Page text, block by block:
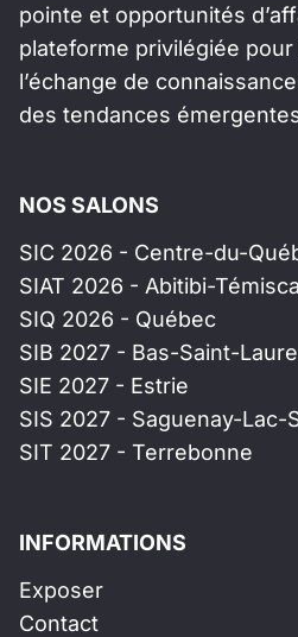
pointe et opportunités
plateforme privilégiée
l’échange de
des tendances
NOS SALONS
SIC 2026 - Centre-du-
SIAT 2026 - Abitibi-
SIQ 2026 - Québec
SIB 2027 - Bas-Saint-
SIE 2027 - Estrie
SIS 2027 - Saguenay-Lac-
SIT 2027 - Terrebonne
INFORMATIONS
Exposer
Contact